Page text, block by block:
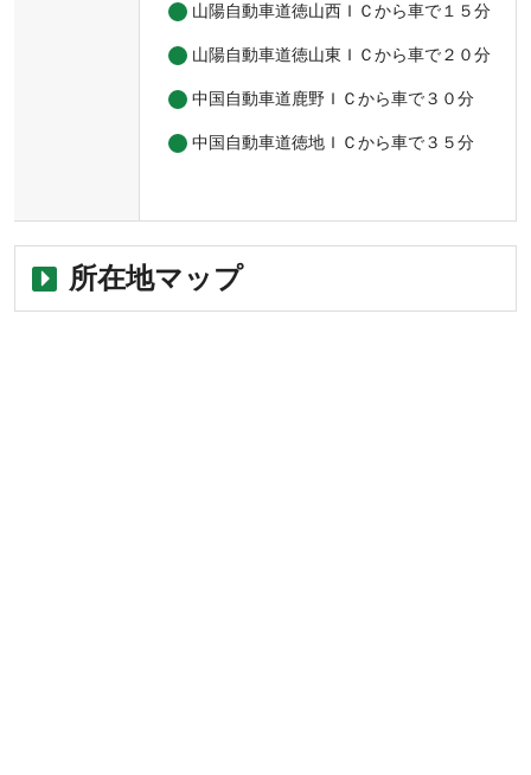
山陽自動車道徳山西ＩＣから車で１５分
山陽自動車道徳山東ＩＣから車で２０分
中国自動車道鹿野ＩＣから車で３０分
中国自動車道徳地ＩＣから車で３５分
所在地マップ